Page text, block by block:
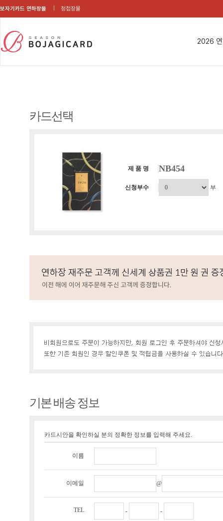
보자기카드 연하장몰 청첩장몰
2026
카드선택
제 품 명 NB454
신청부수 부
기본 배송 정보
카드시안을 확인하실 분의 정확한 정보를 입력해 주세요.
이름
이메일 @
TEL - -